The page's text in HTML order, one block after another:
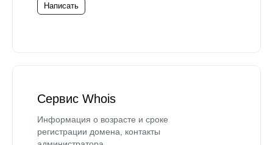
Написать
Сервис Whois
Информация о возрасте и сроке
регистрации домена, контакты